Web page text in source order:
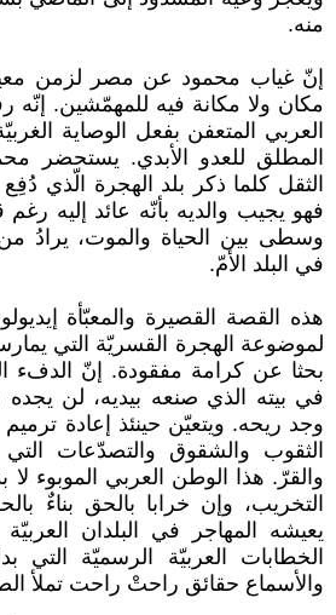
منه.
إنّ غياب محمود عن مصر لزمن
مكان ولا مكانة فيه للمهمّشين. إنّه
العربي المتعفن بفعل الوصاية
المطلق للعدو الأبدي. يستحضر
الثقل كلما ذكر بلد الهجرة الّذي
فهو يجيب والديه بأنّه عائد إليه
وسطى بين الحياة والموت، يرادُ من
في البلد الأمّ.
هذه القصة القصيرة والمعبّأة
لموضوعة الهجرة القسريّة التي
بحثا عن كرامة مفقودة. إنّ الدفء
في بيته الذي صنعه بيديه، لن
وجد ريحه. ويتعيّن حينئذ إعادة
الثقوب والشقوق والتصدّعات
والقرّ. هذا الوطن العربي الموبوء
التخريب، وإن خرابا بالحق بناءٌ
يعيشه المهاجر في البلدان
الخطابات العربيّة الرسميّة التي
والأسماع حقائق راحتْ راحت تملأ